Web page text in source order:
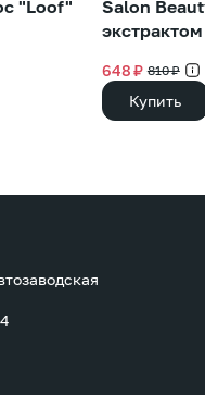
"Loof"
Salon
648 ₽ 810 ₽
Купить